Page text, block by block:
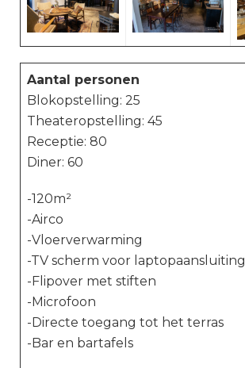
Aantal personen
Blokopstelling: 25
Theateropstelling: 45
Receptie: 80
Diner: 60
-120m²
-Airco
-Vloerverwarming
-TV scherm voor laptopaansluiting
-Flipover met stiften
-Microfoon
-Directe toegang tot het terras
-Bar en bartafels